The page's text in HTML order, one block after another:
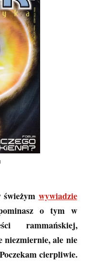
wywiadzie
o tym w
rammańskiej,
niezmiernie, ale nie
cierpliwie.